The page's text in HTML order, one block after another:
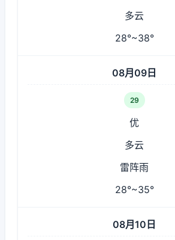
多云
28°~38°
08月09日
29
优
多云
雷阵雨
28°~35°
08月10日